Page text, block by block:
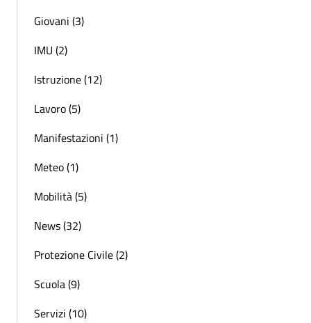
Giovani (3)
IMU (2)
Istruzione (12)
Lavoro (5)
Manifestazioni (1)
Meteo (1)
Mobilità (5)
News (32)
Protezione Civile (2)
Scuola (9)
Servizi (10)